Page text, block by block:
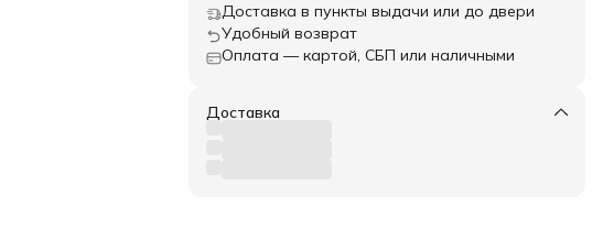
Доставка в пункты выдачи или до двери
Удобный возврат
Оплата — картой, СБП или наличными
Доставка